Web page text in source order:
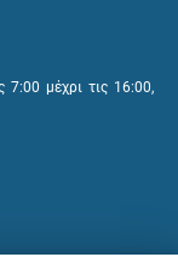
7:00 μέχρι τις 16:00,